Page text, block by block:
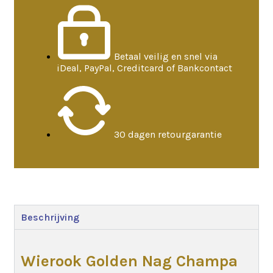
Betaal veilig en snel via
iDeal, PayPal, Creditcard of Bankcontact
30 dagen retourgarantie
Beschrijving
Wierook Golden Nag Champa